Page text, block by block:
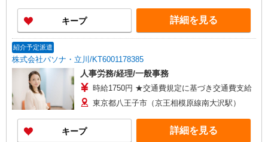
キープ 詳細を見る
紹介予定派遣
株式会社パソナ・立川/KT6001178385
人事労務/経理/一般事務
時給1750円 ★交通費規定に基づき交通費支給
東京都八王子市（京王相模原線南大沢駅）
キープ 詳細を見る